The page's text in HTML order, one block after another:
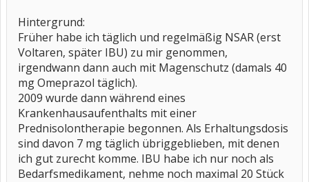
Hintergrund:
Früher habe ich täglich und regelmäßig NSAR (erst
Voltaren, später IBU) zu mir genommen,
irgendwann dann auch mit Magenschutz (damals 40
mg Omeprazol täglich).
2009 wurde dann während eines
Krankenhausaufenthalts mit einer
Prednisolontherapie begonnen. Als Erhaltungsdosis
sind davon 7 mg täglich übriggeblieben, mit denen
ich gut zurecht komme. IBU habe ich nur noch als
Bedarfsmedikament, nehme noch maximal 20 Stück